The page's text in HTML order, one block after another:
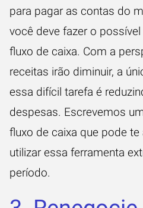
para pagar as contas do
você deve fazer o
fluxo de caixa. Com a
receitas irão diminuir, a
essa difícil tarefa é
despesas. Escrevemos
fluxo de caixa que pode te
utilizar essa ferramenta
período.